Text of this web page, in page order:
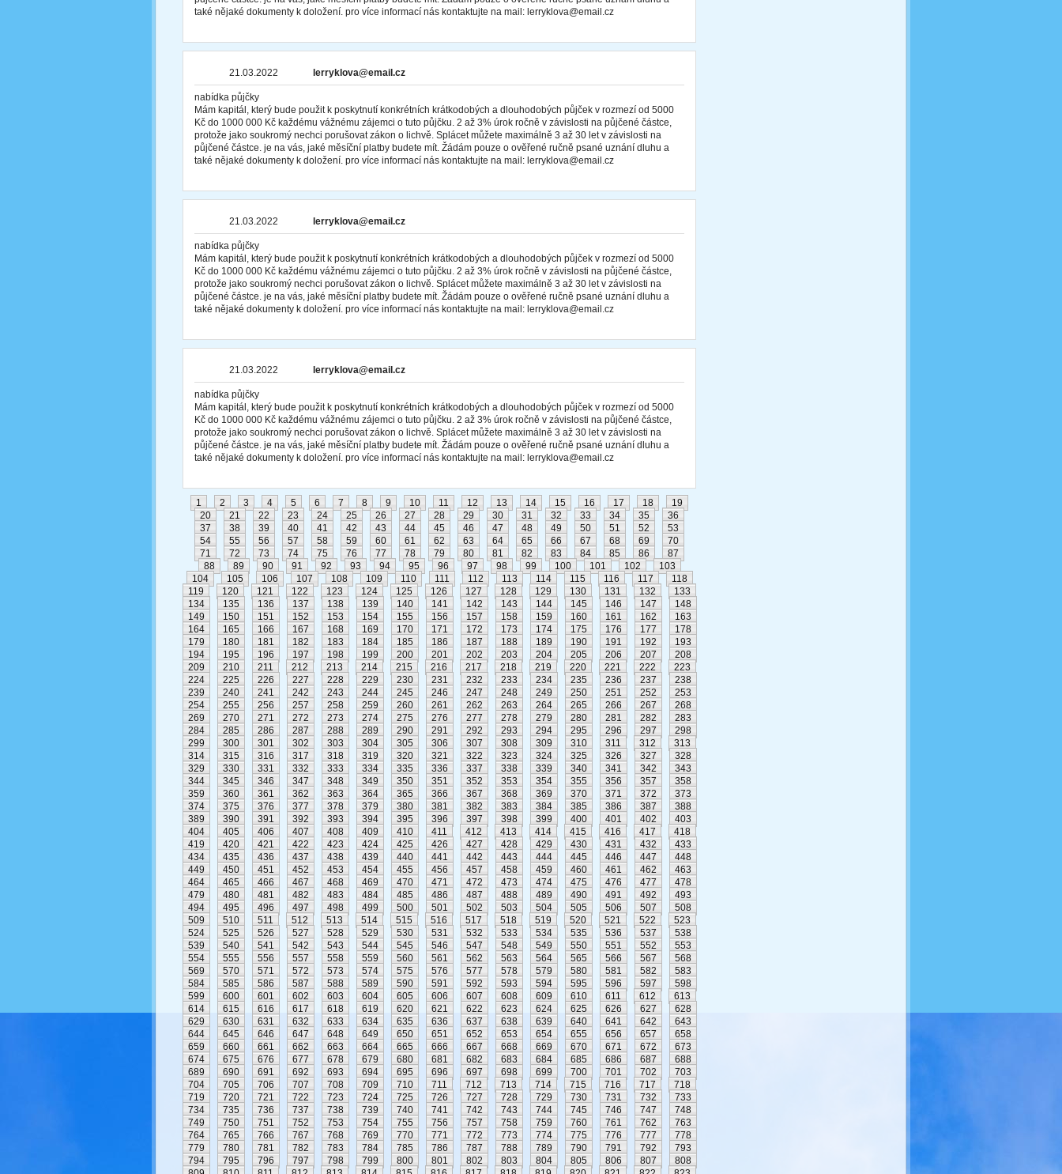
také nějaké dokumenty k doložení. pro více informací nás kontaktujte na mail: lerryklova@email.cz
21.03.2022 lerryklova@email.cz
nabídka půjčky
Mám kapitál, který bude použit k poskytnutí konkrétních krátkodobých a dlouhodobých půjček v rozmezí od 5000
Kč do 1000 000 Kč každému vážnému zájemci o tuto půjčku. 2 až 3% úrok ročně v závislosti na půjčené částce,
protože jako soukromý nechci porušovat zákon o lichvě. Splácet můžete maximálně 3 až 30 let v závislosti na
půjčené částce. je na vás, jaké měsíční platby budete mít. Žádám pouze o ověřené ručně psané uznání dluhu a
také nějaké dokumenty k doložení. pro více informací nás kontaktujte na mail: lerryklova@email.cz
21.03.2022 lerryklova@email.cz
nabídka půjčky
Mám kapitál, který bude použit k poskytnutí konkrétních krátkodobých a dlouhodobých půjček v rozmezí od 5000
Kč do 1000 000 Kč každému vážnému zájemci o tuto půjčku. 2 až 3% úrok ročně v závislosti na půjčené částce,
protože jako soukromý nechci porušovat zákon o lichvě. Splácet můžete maximálně 3 až 30 let v závislosti na
půjčené částce. je na vás, jaké měsíční platby budete mít. Žádám pouze o ověřené ručně psané uznání dluhu a
také nějaké dokumenty k doložení. pro více informací nás kontaktujte na mail: lerryklova@email.cz
21.03.2022 lerryklova@email.cz
nabídka půjčky
Mám kapitál, který bude použit k poskytnutí konkrétních krátkodobých a dlouhodobých půjček v rozmezí od 5000
Kč do 1000 000 Kč každému vážnému zájemci o tuto půjčku. 2 až 3% úrok ročně v závislosti na půjčené částce,
protože jako soukromý nechci porušovat zákon o lichvě. Splácet můžete maximálně 3 až 30 let v závislosti na
půjčené částce. je na vás, jaké měsíční platby budete mít. Žádám pouze o ověřené ručně psané uznání dluhu a
také nějaké dokumenty k doložení. pro více informací nás kontaktujte na mail: lerryklova@email.cz
1 2 3 4 5 6 7 8 9 10 11 12 13 14 15 16 17 18
19
20
21 22 23 24 25 26 27 28 29 30 31 32 33 34 35
36
37
38 39 40 41 42 43 44 45 46 47 48 49 50 51 52
53
54
55 56 57 58 59 60 61 62 63 64 65 66 67 68 69
70
71
72 73 74 75 76 77 78 79 80 81 82 83 84 85 86
87
88
89 90 91 92 93 94 95 96 97 98 99 100 101 102
103
104
105 106 107 108 109 110 111 112 113 114 115 116 117
118
119
120 121 122 123 124 125 126 127 128 129 130 131 132
133
134
135 136 137 138 139 140 141 142 143 144 145 146 147
148
149
150 151 152 153 154 155 156 157 158 159 160 161 162
163
164
165 166 167 168 169 170 171 172 173 174 175 176 177
178
179
180 181 182 183 184 185 186 187 188 189 190 191 192
193
194
195 196 197 198 199 200 201 202 203 204 205 206 207
208
209
210 211 212 213 214 215 216 217 218 219 220 221 222
223
224
225 226 227 228 229 230 231 232 233 234 235 236 237
238
239
240 241 242 243 244 245 246 247 248 249 250 251 252
253
254
255 256 257 258 259 260 261 262 263 264 265 266 267
268
269
270 271 272 273 274 275 276 277 278 279 280 281 282
283
284
285 286 287 288 289 290 291 292 293 294 295 296 297
298
299
300 301 302 303 304 305 306 307 308 309 310 311 312
313
314
315 316 317 318 319 320 321 322 323 324 325 326 327
328
329
330 331 332 333 334 335 336 337 338 339 340 341 342
343
344
345 346 347 348 349 350 351 352 353 354 355 356 357
358
359
360 361 362 363 364 365 366 367 368 369 370 371 372
373
374
375 376 377 378 379 380 381 382 383 384 385 386 387
388
389
390 391 392 393 394 395 396 397 398 399 400 401 402
403
404
405 406 407 408 409 410 411 412 413 414 415 416 417
418
419
420 421 422 423 424 425 426 427 428 429 430 431 432
433
434
435 436 437 438 439 440 441 442 443 444 445 446 447
448
449
450 451 452 453 454 455 456 457 458 459 460 461 462
463
464
465 466 467 468 469 470 471 472 473 474 475 476 477
478
479
480 481 482 483 484 485 486 487 488 489 490 491 492
493
494
495 496 497 498 499 500 501 502 503 504 505 506 507
508
509
510 511 512 513 514 515 516 517 518 519 520 521 522
523
524
525 526 527 528 529 530 531 532 533 534 535 536 537
538
539
540 541 542 543 544 545 546 547 548 549 550 551 552
553
554
555 556 557 558 559 560 561 562 563 564 565 566 567
568
569
570 571 572 573 574 575 576 577 578 579 580 581 582
583
584
585 586 587 588 589 590 591 592 593 594 595 596 597
598
599
600 601 602 603 604 605 606 607 608 609 610 611 612
613
614
615 616 617 618 619 620 621 622 623 624 625 626 627
628
629
630 631 632 633 634 635 636 637 638 639 640 641 642
643
644
645 646 647 648 649 650 651 652 653 654 655 656 657
658
659
660 661 662 663 664 665 666 667 668 669 670 671 672
673
674
675 676 677 678 679 680 681 682 683 684 685 686 687
688
689
690 691 692 693 694 695 696 697 698 699 700 701 702
703
704
705 706 707 708 709 710 711 712 713 714 715 716 717
718
719
720 721 722 723 724 725 726 727 728 729 730 731 732
733
734
735 736 737 738 739 740 741 742 743 744 745 746 747
748
749
750 751 752 753 754 755 756 757 758 759 760 761 762
763
764
765 766 767 768 769 770 771 772 773 774 775 776 777
778
779
780 781 782 783 784 785 786 787 788 789 790 791 792
793
794
795 796 797 798 799 800 801 802 803 804 805 806 807
808